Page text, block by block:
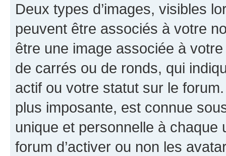
Deux types d’images, visibles
peuvent être associés à votre
être une image associée à
de carrés ou de ronds, qui
actif ou votre statut sur le
plus imposante, est connue
unique et personnelle à chaque
forum d’activer ou non les